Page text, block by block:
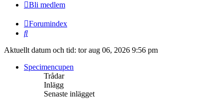
Bli medlem
Forumindex
Sök
Aktuellt datum och tid: tor aug 06, 2026 9:56 pm
Specimencupen
Trådar
Inlägg
Senaste inlägget